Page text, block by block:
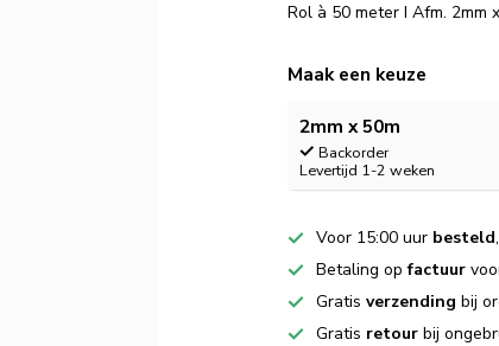
Rol à 50 meter I Afm. 2mm
Maak een keuze
2mm x 50m
Backorder
Levertijd 1-2 weken
Voor 15:00 uur besteld
Betaling opfactuur
Gratisverzending bij
Gratis retour bij